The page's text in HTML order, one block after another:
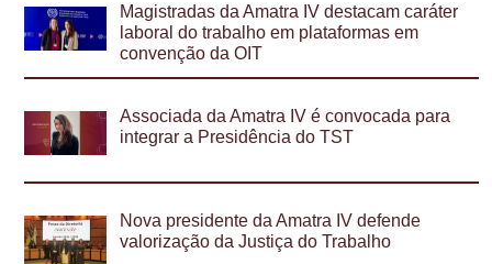
Magistradas da Amatra IV destacam caráter
laboral do trabalho em plataformas em
convenção da OIT
Associada da Amatra IV é convocada para
integrar a Presidência do TST
Nova presidente da Amatra IV defende
valorização da Justiça do Trabalho